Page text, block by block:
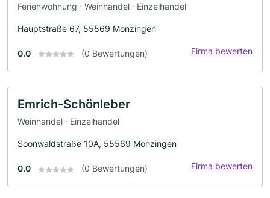
Ferienwohnung · Weinhandel · Einzelhandel
Hauptstraße 67, 55569 Monzingen
0.0 (0 Bewertungen) Firma bewerten
Emrich-Schönleber
Weinhandel · Einzelhandel
Soonwaldstraße 10A, 55569 Monzingen
0.0 (0 Bewertungen) Firma bewerten